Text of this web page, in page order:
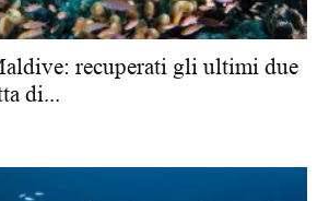
recuperati gli ultimi due
di...